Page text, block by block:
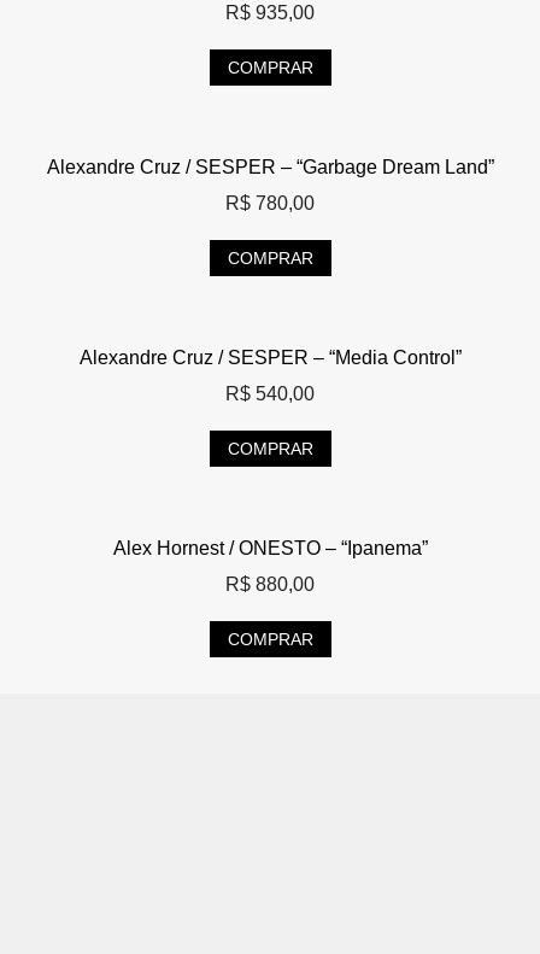
R$ 935,00
COMPRAR
Alexandre Cruz / SESPER – “Garbage Dream Land”
R$ 780,00
COMPRAR
Alexandre Cruz / SESPER – “Media Control”
R$ 540,00
COMPRAR
Alex Hornest / ONESTO – “Ipanema”
R$ 880,00
COMPRAR